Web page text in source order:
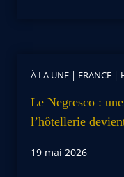
À LA UNE | FRANCE |
Le Negresco :
l’hôtellerie
19 mai 2026